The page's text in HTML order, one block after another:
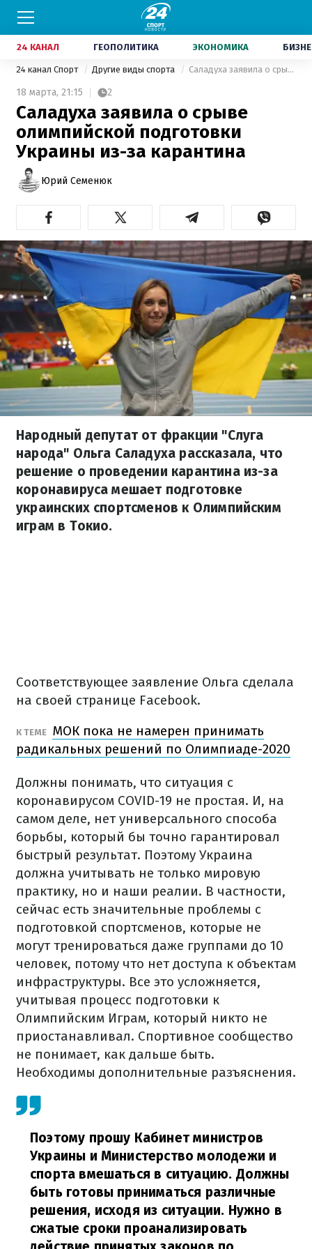
24 КАНАЛ ГЕОПОЛИТИКА ЭКОНОМИКА
24 канал Спорт Другие виды спорта Саладуха заявила о срыве олимпийской подготовки Украины из-за карантина
18 марта, 21:15 2
Саладуха заявила о срыве
олимпийской подготовки
Украины из-за карантина
Юрий Семенюк
Народный депутат от фракции "Слуга
народа" Ольга Саладуха рассказала, что
решение о проведении карантина из-за
коронавируса мешает подготовке
украинских спортсменов к Олимпийским
играм в Токио.
Соответствующее заявление Ольга сделала
на своей странице Facebook.
К ТЕМЕ МОК пока не намерен принимать
радикальных решений по Олимпиаде-2020
Должны понимать, что ситуация с
коронавирусом COVID-19 не простая. И, на
самом деле, нет универсального способа
борьбы, который бы точно гарантировал
быстрый результат. Поэтому Украина
должна учитывать не только мировую
практику, но и наши реалии. В частности,
сейчас есть значительные проблемы с
подготовкой спортсменов, которые не
могут тренироваться даже группами до 10
человек, потому что нет доступа к объектам
инфраструктуры. Все это усложняется,
учитывая процесс подготовки к
Олимпийским Играм, который никто не
приостанавливал. Спортивное сообщество
не понимает, как дальше быть.
Необходимы дополнительные разъяснения.
Поэтому прошу Кабинет министров
Украины и Министерство молодежи и
спорта вмешаться в ситуацию. Должны
быть готовы приниматься различные
решения, исходя из ситуации. Нужно в
сжатые сроки проанализировать